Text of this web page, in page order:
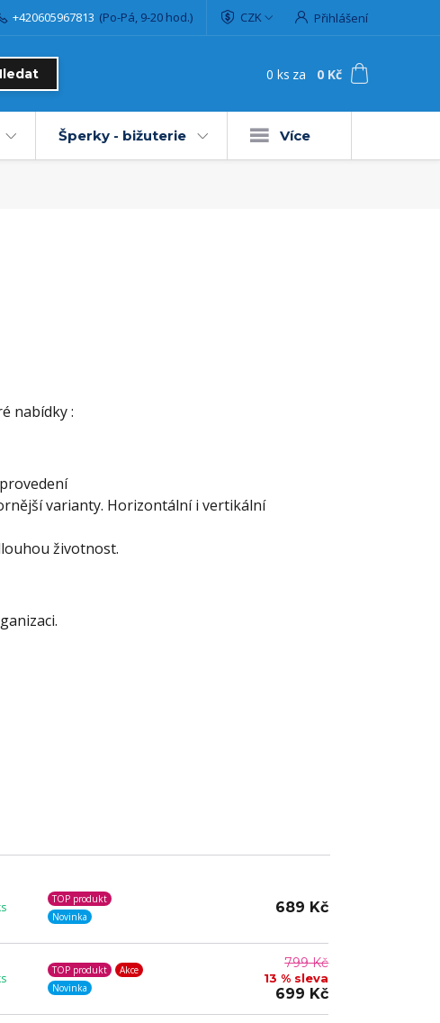
CZK Přihlášení
+420605967813 (Po-Pá, 9-20 hod.)
0 ks za 0 Kč
Šperky - bižuterie Více
nabídky :
varianty. Horizontální i vertikální
životnost.
TOP produkt
Novinka
689 Kč
TOP produkt
Akce
Novinka
799 Kč
13 % sleva
699 Kč